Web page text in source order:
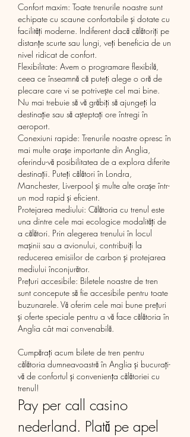
Confort maxim: Toate trenurile noastre sunt
echipate cu scaune confortabile și dotate cu
facilități moderne. Indiferent dacă călătoriți pe
distanțe scurte sau lungi, veți beneficia de un
nivel ridicat de confort.
Flexibilitate: Avem o programare flexibilă,
ceea ce înseamnă că puteți alege o oră de
plecare care vi se potrivește cel mai bine.
Nu mai trebuie să vă grăbiți să ajungeți la
destinație sau să așteptați ore întregi în
aeroport.
Conexiuni rapide: Trenurile noastre opresc în
mai multe orașe importante din Anglia,
oferindu-vă posibilitatea de a explora diferite
destinații. Puteți călători în Londra,
Manchester, Liverpool și multe alte orașe într-
un mod rapid și eficient.
Protejarea mediului: Călătoria cu trenul este
una dintre cele mai ecologice modalități de
a călători. Prin alegerea trenului în locul
mașinii sau a avionului, contribuiți la
reducerea emisiilor de carbon și protejarea
mediului înconjurător.
Prețuri accesibile: Biletele noastre de tren
sunt concepute să fie accesibile pentru toate
buzunarele. Vă oferim cele mai bune prețuri
și oferte speciale pentru a vă face călătoria în
Anglia cât mai convenabilă.
Cumpărați acum bilete de tren pentru
călătoria dumneavoastră în Anglia și bucurați-
vă de confortul și conveniența călătoriei cu
trenul!
Pay per call casino
nederland. Plată pe apel